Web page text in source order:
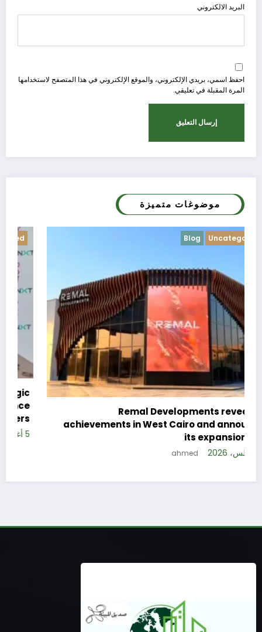
البريد الالكتروني
احفظ اسمي، بريدي الإلكتروني، والموقع الإلكتروني في هذا المتصفح لاستخدامها
المرة المقبلة في تعليقي.
موضوغات متميزة
Uncategorized
Remal Developments reveals its
achievements in West Cairo and announces
its expansion plan
5 أغسطس، 2026